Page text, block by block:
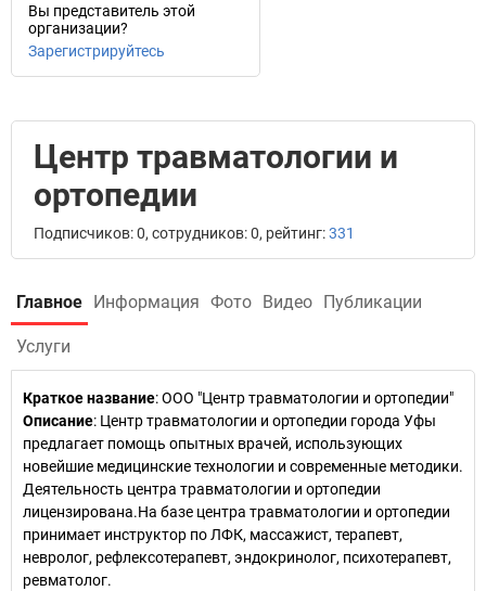
Вы представитель этой
организации?
Зарегистрируйтесь
Центр травматологии и
ортопедии
Подписчиков: 0, сотрудников: 0, рейтинг:331
Главное Информация Фото Видео Публикации
Услуги
Краткое название:ООО "Центр травматологии и ортопедии"
Описание: Центр травматологии и ортопедии города Уфы
предлагает помощь опытных врачей, использующих
новейшие медицинские технологии и современные методики.
Деятельность центра травматологии и ортопедии
лицензирована.На базе центра травматологии и ортопедии
принимает инструктор по ЛФК, массажист, терапевт,
невролог, рефлексотерапевт, эндокринолог, психотерапевт,
ревматолог.